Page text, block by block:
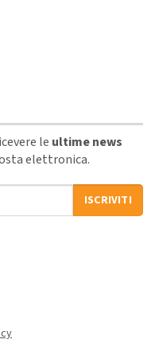
le ultime news
elettronica.
ISCRIVITI